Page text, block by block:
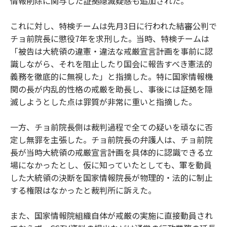
これに対し、特検チームは先月3日に行われた結審公判で
チョ前院長に懲役7年を求刑した。当時、特検チームは
「被告は大統領の違憲・違法な戒厳宣言計画を事前に認
識しながら、それを阻止したり国会に報告すべき憲法的
義務を徹底的に無視した」と指摘した。特に国家情報機
関の長が内乱的性格の戒厳を助長し、事後には証拠を隠
滅しようとした点は罪質が非常に重いと指摘した。
一方、チョ前院長側は裁判過程で全ての疑いを頑なに否
定し無罪を主張した。チョ前院長の弁護人は、チョ前院
長が当時大統領の戒厳宣言計画を具体的に認識できる立
場になかったとし、仮に知っていたとしても、軍を動員
した大統領の決断を国家情報院長が物理的・法的に制止
する権限はなかったと裁判所に訴えた。
また、国家情報院組織自体が戒厳の実施に直接動員され